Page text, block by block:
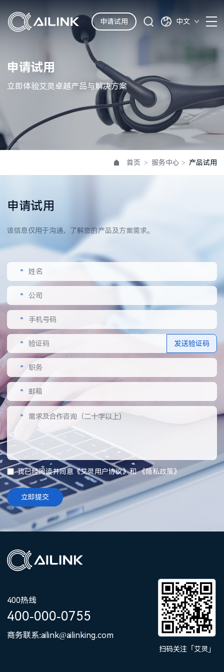
申请试用 中文
申请试用
立即体验艾灵卓越产品与解决方案
首页 > 服务中心 > 产品试用
申请试用
该信息仅用于沟通、了解您的产品及方案需求。
* 姓名
* 公司
* 手机号码
* 验证码 发送验证码
* 职务
* 邮箱
* 需求及合作咨询（二十字以上)
我已经阅读并同意《艾灵用户协议》和 《隐私政策》
立即提交
400热线
400-000-0755
商务联系:ailink@ailinking.com
扫码关注「艾灵」